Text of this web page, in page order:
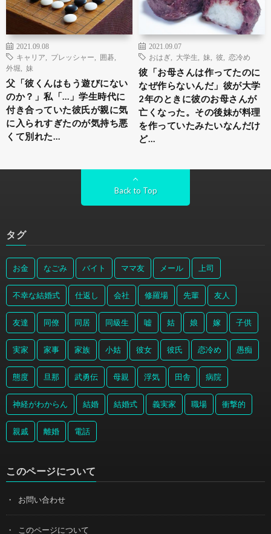
2021.09.08
キャリア
プレッシャー 囲碁
外堀
妹
父「彼くんはもう遊びにない
のか？」私「…」学生時代に
付き合っていた彼氏が親に気
に入られすぎたのが気持ち悪
くて別れた…
2021.09.07
おはぎ
大学生 妹 彼 恋冷め
彼「お母さんは作ってたのに
なぜ作らないんだ」彼が大学
2年のときに彼のお母さんが
亡くなった。その後妹が料理
を作っていたみたいなんだけ
ど…
Back to Top
タグ
お金 なごみ バイト ママ友 メール 上司
不幸な結婚式 仕返し 会社 修羅場 先輩 友人
友達 同僚 同居 同級生 嘘 姑 娘 嫁 子供
実家 家事 家族 小姑 彼女 彼氏 恋冷め 愚痴
態度 旦那 武勇伝 母親 浮気 田舎 病院
神経がわからん 結婚 結婚式 義実家 職場 衝撃的
親戚 離婚 電話
このページについて
お問い合わせ
このページについて